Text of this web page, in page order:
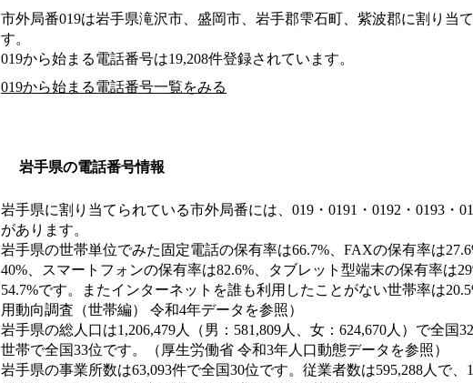
市外局番019は岩手県滝沢市、盛岡市、岩手郡雫石町、紫波郡に割り当
す。
019から始まる電話番号は19,208件登録されています。
019から始まる電話番号一覧をみる
岩手県の電話番号情報
岩手県に割り当てられている市外局番には、019・0191・0192・0193・
があります。
岩手県の世帯単位でみた固定電話の保有率は66.7%、FAXの保有率は
40%、スマートフォンの保有率は82.6%、タブレット型端末の保有率は
54.7%です。またインターネットを誰も利用したことがない世帯率は
用動向調査（世帯編） 令和4年データを参照）
岩手県の総人口は1,206,479人（男：581,809人、女：624,670人）で全国
世帯で全国33位です。（厚生労働省 令和3年人口動態データを参照）
岩手県の事業所数は63,093件で全国30位です。従業者数は595,288人で